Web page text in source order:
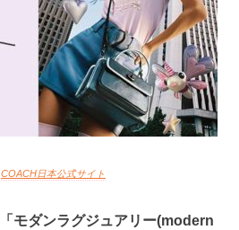
COACH日本公式サイト
「モダンラグジュアリー(modern